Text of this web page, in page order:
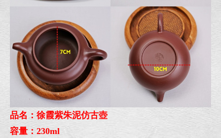
品名：徐霞紫朱泥仿古壺
容量：230ml